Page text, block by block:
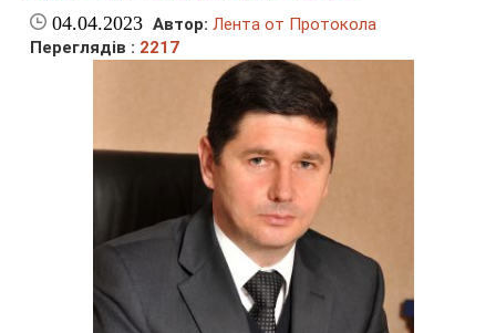
04.04.2023 Автор: Лента от Протокола
Переглядів : 2217